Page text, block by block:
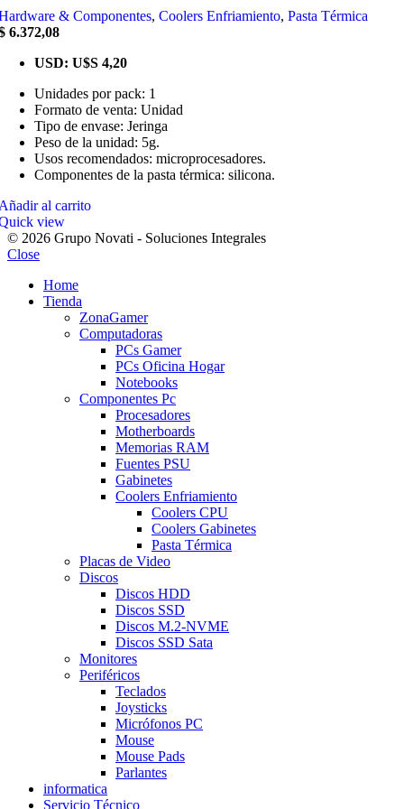
& Componentes, Coolers Enfriamiento, Pasta Térmica
6.372,08
USD: U$S 4,20
Unidades por pack: 1
Formato de venta: Unidad
Tipo de envase: Jeringa
Peso de la unidad: 5g.
Usos recomendados: microprocesadores.
Componentes de la pasta térmica: silicona.
al carrito
view
© 2026 Grupo Novati - Soluciones Integrales
Close
Home
Tienda
ZonaGamer
Computadoras
PCs Gamer
PCs Oficina Hogar
Notebooks
Componentes Pc
Procesadores
Motherboards
Memorias RAM
Fuentes PSU
Gabinetes
Coolers Enfriamiento
Coolers CPU
Coolers Gabinetes
Pasta Térmica
Placas de Video
Discos
Discos HDD
Discos SSD
Discos M.2-NVME
Discos SSD Sata
Monitores
Periféricos
Teclados
Joysticks
Micrófonos PC
Mouse
Mouse Pads
Parlantes
informatica
Servicio Técnico